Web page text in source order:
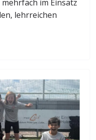
im Einsatz
lehrreichen